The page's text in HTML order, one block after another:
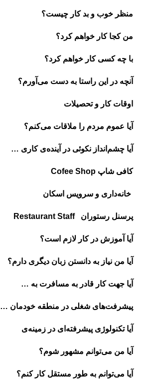
منظر خوب و بد کار چیست؟
من کجا کار خواهم کرد؟
با چه کسی کار خواهم کرد؟
آنچه در این راستا به دست می‌آورم؟
اوقات کار و تحصیلات
آیا عموم مردم را ملاقات می‌کنم؟
آیا چشم‌انداز نکوئی در آینده‌ی کاری …
کافی شاپ Cofee Shop
خانه‌داری و سرویس اسکان
پرسنل رستوران ‌ Restaurant Staff
آیا آموزش در کار لازم است؟
آیا من نیاز به دانستن زبان دیگری دارم؟
آیا جهت کار قادر به مسافرت به …
پیشرفت‌های شغلی در منطقه خودمان …
آیا تکنولوژی پیشرفته‌ای در زمینه‌ی
آیا من می‌توانم مشهور شوم؟
آیا می‌توانم به طور مستقل کار کنم؟